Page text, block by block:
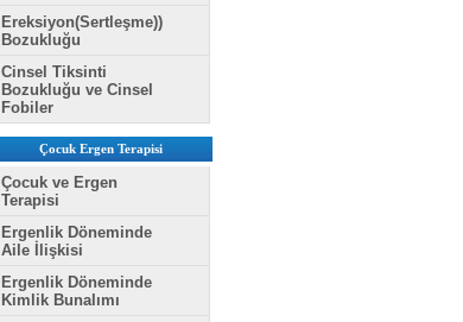
Ereksiyon(Sertleşme))
Bozukluğu
Cinsel Tiksinti
Bozukluğu ve Cinsel
Fobiler
Çocuk Ergen Terapisi
Çocuk ve Ergen
Terapisi
Ergenlik Döneminde
Aile İlişkisi
Ergenlik Döneminde
Kimlik Bunalımı